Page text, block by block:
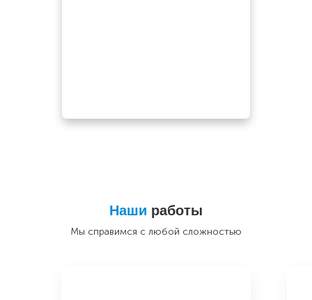
Наши работы
Мы справимся с любой сложностью